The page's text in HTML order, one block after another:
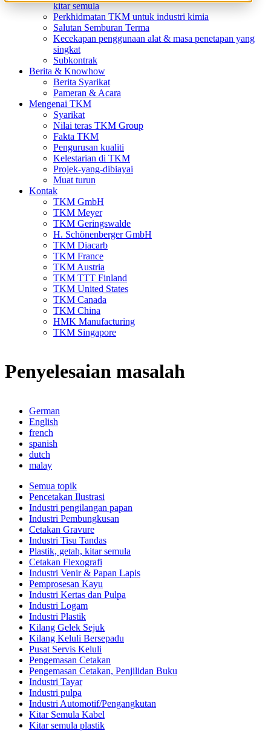
kitar semula
Perkhidmatan TKM untuk industri kimia
Salutan Semburan Terma
Kecekapan penggunaan alat & masa penetapan yang
singkat
Subkontrak
Berita & Knowhow
Berita Syarikat
Pameran & Acara
Mengenai TKM
Syarikat
Nilai teras TKM Group
Fakta TKM
Pengurusan kualiti
Kelestarian di TKM
Projek-yang-dibiayai
Muat turun
Kontak
TKM GmbH
TKM Meyer
TKM Geringswalde
H. Schönenberger GmbH
TKM Diacarb
TKM France
TKM Austria
TKM TTT Finland
TKM United States
TKM Canada
TKM China
HMK Manufacturing
TKM Singapore
Penyelesaian masalah
German
English
french
spanish
dutch
malay
Semua topik
Pencetakan Ilustrasi
Industri pengilangan papan
Industri Pembungkusan
Cetakan Gravure
Industri Tisu Tandas
Plastik, getah, kitar semula
Cetakan Flexografi
Industri Venir & Papan Lapis
Pemprosesan Kayu
Industri Kertas dan Pulpa
Industri Logam
Industri Plastik
Kilang Gelek Sejuk
Kilang Keluli Bersepadu
Pusat Servis Keluli
Pengemasan Cetakan
Pengemasan Cetakan, Penjilidan Buku
Industri Tayar
Industri pulpa
Industri Automotif/Pengangkutan
Kitar Semula Kabel
Kitar semula plastik